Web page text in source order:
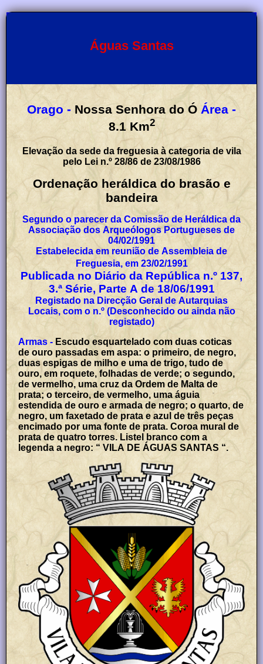
Águas Santas
Orago - Nossa Senhora do Ó Área -
8.1 Km2
Elevação da sede da freguesia à categoria de vila
pelo Lei n.º 28/86 de 23/08/1986
Ordenação heráldica do brasão e
bandeira
Segundo o parecer da Comissão de Heráldica da
Associação dos Arqueólogos Portugueses de
04/02/1991
Estabelecida em reunião de Assembleia de
Freguesia, em 23/02/1991
Publicada no Diário da República n.º 137,
3.ª Série, Parte A de 18/06/1991
Registado na Direcção Geral de Autarquias
Locais, com o n.º (Desconhecido ou ainda não
registado)
Armas - Escudo esquartelado com duas coticas
de ouro passadas em aspa: o primeiro, de negro,
duas espigas de milho e uma de trigo, tudo de
ouro, em roquete, folhadas de verde; o segundo,
de vermelho, uma cruz da Ordem de Malta de
prata; o terceiro, de vermelho, uma águia
estendida de ouro e armada de negro; o quarto, de
negro, um faxetado de prata e azul de três peças
encimado por uma fonte de prata. Coroa mural de
prata de quatro torres. Listel branco com a
legenda a negro: “ VILA DE ÁGUAS SANTAS “.